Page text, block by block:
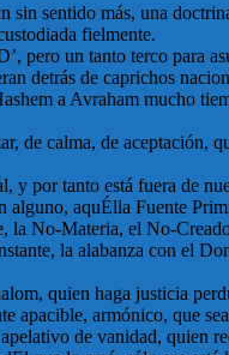
sentido más, una
fielmente.
pero un tanto terco para
detrás de caprichos
a Avraham mucho
de calma, de aceptación,
por tanto está fuera de
aquÉlla Fuente
No-Materia, el No-
la alabanza con el
quien haga justicia
armónico, que
de vanidad, quien